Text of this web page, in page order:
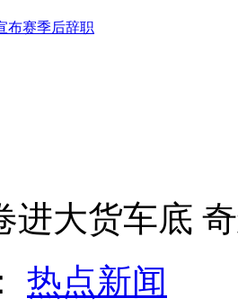
布赛季后辞职
出3D版
大货车底 奇
热点新闻